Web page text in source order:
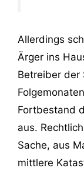
Allerdings
Ärger ins
Betreiber der
Fortbestand
aus.
Sache, aus
mittlere